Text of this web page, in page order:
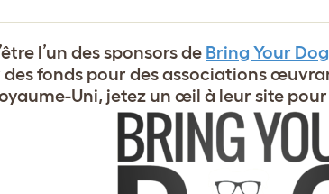
l’un des sponsors de Bring Your
fonds pour des associations
Uni, jetez un œil à leur site